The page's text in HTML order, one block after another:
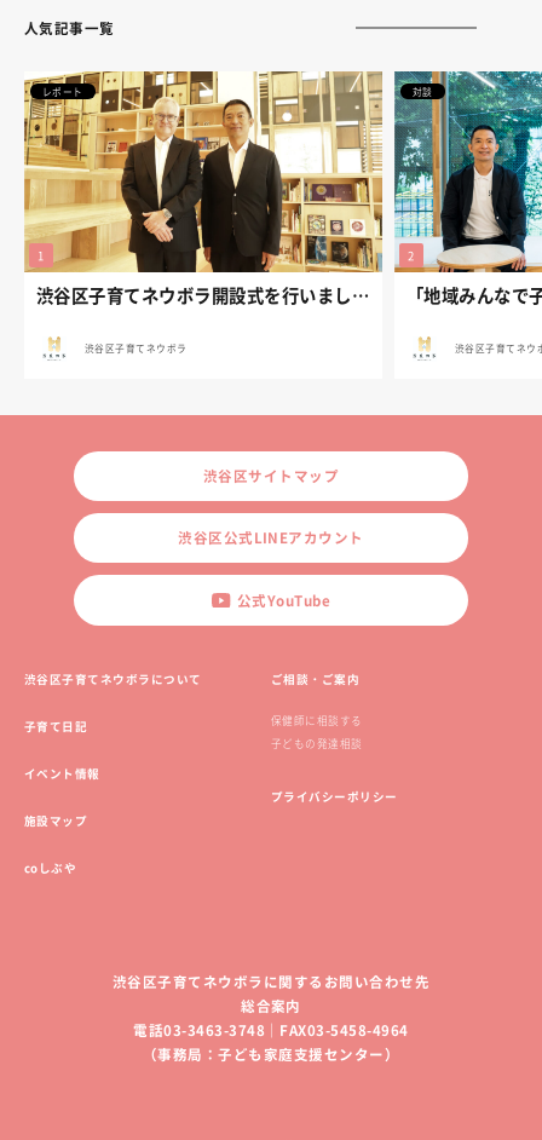
人気記事一覧
レポート
渋谷区子育てネウボラ開設式を行いました。
渋谷区子育てネウボラ
対談
渋谷区子育てネウ
渋谷区サイトマップ
渋谷区公式LINEアカウント
公式YouTube
渋谷区子育てネウボラについて
子育て日記
イベント情報
施設マップ
coしぶや
ご相談・ご案内
保健師に相談する
子どもの発達相談
プライバシーポリシー
渋谷区子育てネウボラに関するお問い合わせ先
総合案内
電話03-3463-3748｜FAX03-5458-4964
（事務局：子ども家庭支援センター）